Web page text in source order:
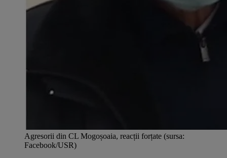
Agresorii din CL Mogoșoaia, reacții forțate (sursa:
Facebook/USR)